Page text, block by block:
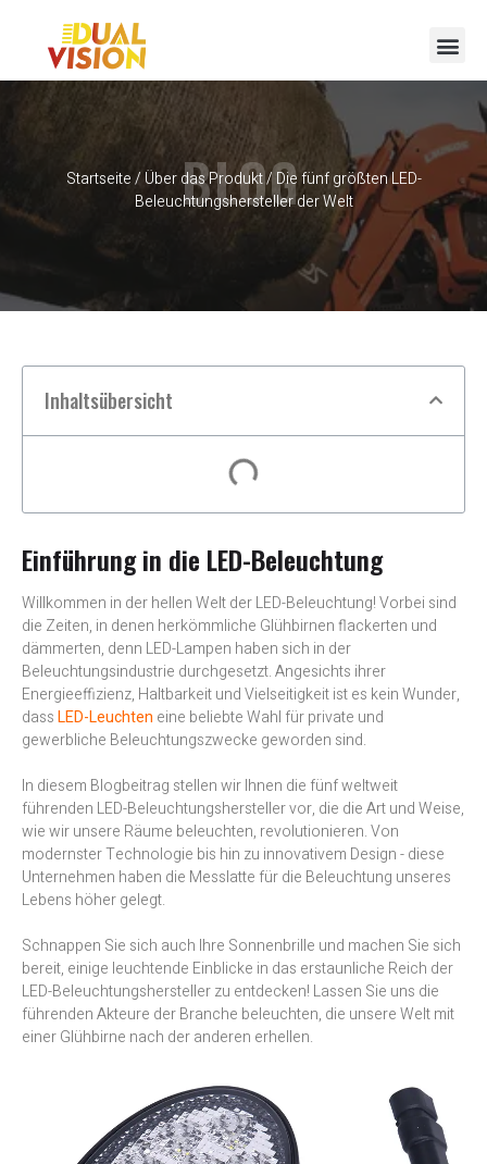
Startseite/ Über das Produkt/ Die fünf größten LED-
Beleuchtungshersteller der Welt
BLOG
Inhaltsübersicht
Einführung in die LED-Beleuchtung
Willkommen in der hellen Welt der LED-Beleuchtung! Vorbei sind
die Zeiten, in denen herkömmliche Glühbirnen flackerten und
dämmerten, denn LED-Lampen haben sich in der
Beleuchtungsindustrie durchgesetzt. Angesichts ihrer
Energieeffizienz, Haltbarkeit und Vielseitigkeit ist es kein Wunder,
dassLED-Leuchten eine beliebte Wahl für private und
gewerbliche Beleuchtungszwecke geworden sind.
In diesem Blogbeitrag stellen wir Ihnen die fünf weltweit
führenden LED-Beleuchtungshersteller vor, die die Art und Weise,
wie wir unsere Räume beleuchten, revolutionieren. Von
modernster Technologie bis hin zu innovativem Design - diese
Unternehmen haben die Messlatte für die Beleuchtung unseres
Lebens höher gelegt.
Schnappen Sie sich auch Ihre Sonnenbrille und machen Sie sich
bereit, einige leuchtende Einblicke in das erstaunliche Reich der
LED-Beleuchtungshersteller zu entdecken! Lassen Sie uns die
führenden Akteure der Branche beleuchten, die unsere Welt mit
einer Glühbirne nach der anderen erhellen.